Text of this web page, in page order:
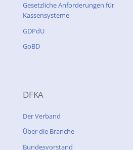
Gesetzliche Anforderungen für
Kassensysteme
GDPdU
GoBD
DFKA
Der Verband
Über die Branche
Bundesvorstand